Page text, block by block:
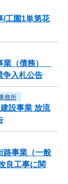
工園1単第花
業（債務）
争入札公告
務所
設事業 放流
路事業（一般
良工事に関